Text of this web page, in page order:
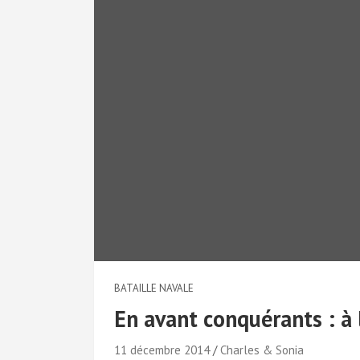
BATAILLE NAVALE
En avant conquérants : à
11 décembre 2014
Charles & Sonia